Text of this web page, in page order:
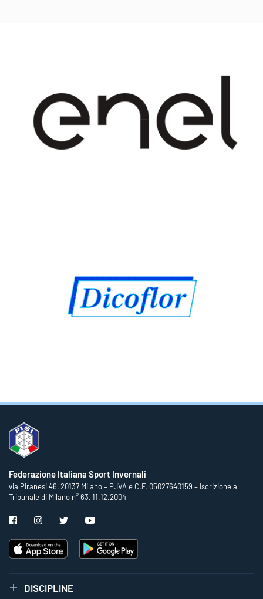
Federazione Italiana Sport Invernali
via Piranesi 46, 20137 Milano – P.IVA e C.F. 05027640159 – Iscrizione al
Tribunale di Milano n° 63, 11.12.2004
DISCIPLINE